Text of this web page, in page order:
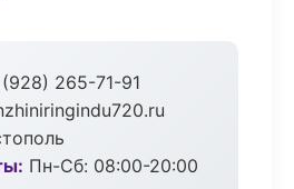
265-71-91
Пн-Сб: 08:00-20:00